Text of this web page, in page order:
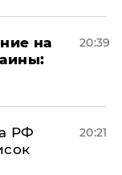
на
20:39
РФ
20:21